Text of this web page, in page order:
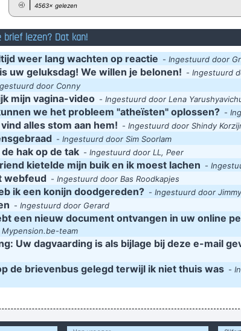
4563× gelezen
lezen? Dat kan!
weer lang wachten op reactie - Ingestuurd door
uw geluksdag! We willen je belonen! - Ingestuurd
door Conny
mijn vagina-video - Ingestuurd door Lena
we het probleem "atheïsten" oplossen? -
alles stom aan hem! - Ingestuurd door Shindy
- Ingestuurd door Sim Soorlam
hak op de tak - Ingestuurd door LL, Peer
kietelde mijn buik en ik moest lachen -
webfeud - Ingestuurd door Bas Roodkapjes
ik een konijn doodgereden? - Ingestuurd door
- Ingestuurd door Gerard
een nieuw document ontvangen in uw online
team
Uw dagvaarding is als bijlage bij deze e-mail
de brievenbus gelegd terwijl ik niet thuis was -